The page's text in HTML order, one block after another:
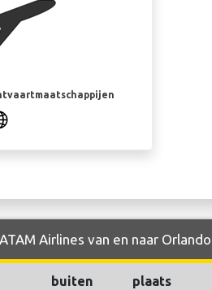
Airlines van en naar
buiten plaats